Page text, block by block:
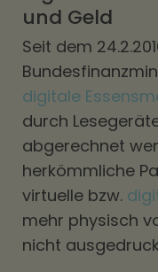
und Geld
Seit dem
digitale
durch
abgerechnet
herkömmliche
virtuelle bzw.
mehr physisch
nicht